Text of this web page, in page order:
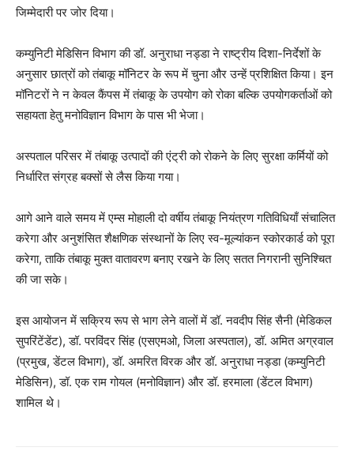
जिम्मेदारी पर जोर दिया।
कम्युनिटी मेडिसिन विभाग की डॉ. अनुराधा नड्डा ने राष्ट्रीय दिशा-निर्देशों के
अनुसार छात्रों को तंबाकू मॉनिटर के रूप में चुना और उन्हें प्रशिक्षित किया। इन
मॉनिटरों ने न केवल कैंपस में तंबाकू के उपयोग को रोका बल्कि उपयोगकर्ताओं को
सहायता हेतु मनोविज्ञान विभाग के पास भी भेजा।
अस्पताल परिसर में तंबाकू उत्पादों की एंट्री को रोकने के लिए सुरक्षा कर्मियों को
निर्धारित संग्रह बक्सों से लैस किया गया।
आगे आने वाले समय में एम्स मोहाली दो वर्षीय तंबाकू नियंत्रण गतिविधियाँ संचालित
करेगा और अनुशंसित शैक्षणिक संस्थानों के लिए स्व-मूल्यांकन स्कोरकार्ड को पूरा
करेगा, ताकि तंबाकू मुक्त वातावरण बनाए रखने के लिए सतत निगरानी सुनिश्चित
की जा सके।
इस आयोजन में सक्रिय रूप से भाग लेने वालों में डॉ. नवदीप सिंह सैनी (मेडिकल
सुपरिंटेंडेंट), डॉ. परविंदर सिंह (एसएमओ, जिला अस्पताल), डॉ. अमित अग्रवाल
(प्रमुख, डेंटल विभाग), डॉ. अमरित विरक और डॉ. अनुराधा नड्डा (कम्युनिटी
मेडिसिन), डॉ. एक राम गोयल (मनोविज्ञान) और डॉ. हरमाला (डेंटल विभाग)
शामिल थे।